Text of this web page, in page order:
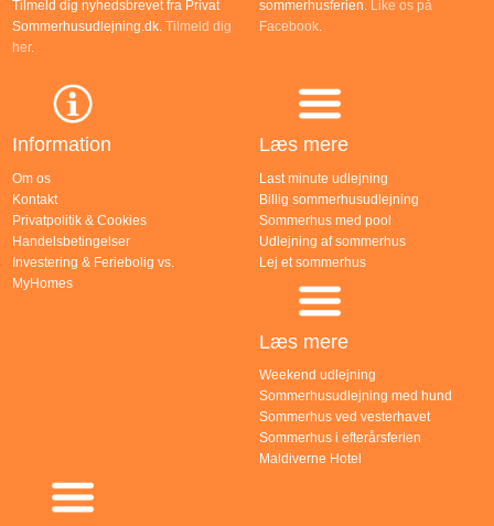
Tilmeld dig nyhedsbrevet fra Privat
Sommerhusudlejning.dk. Tilmeld dig
her.
sommerhusferien. Like os på
Facebook.
Information
Om os
Kontakt
Privatpolitik & Cookies
Handelsbetingelser
Investering & Feriebolig vs.
MyHomes
Læs mere
Last minute udlejning
Billig sommerhusudlejning
Sommerhus med pool
Udlejning af sommerhus
Lej et sommerhus
Læs mere
Weekend udlejning
Sommerhusudlejning med hund
Sommerhus ved vesterhavet
Sommerhus i efterårsferien
Maldiverne Hotel